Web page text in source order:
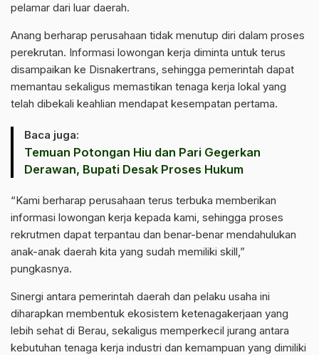
pelamar dari luar daerah.
Anang berharap perusahaan tidak menutup diri dalam proses
perekrutan. Informasi lowongan kerja diminta untuk terus
disampaikan ke Disnakertrans, sehingga pemerintah dapat
memantau sekaligus memastikan tenaga kerja lokal yang
telah dibekali keahlian mendapat kesempatan pertama.
Baca juga:
Temuan Potongan Hiu dan Pari Gegerkan
Derawan, Bupati Desak Proses Hukum
“Kami berharap perusahaan terus terbuka memberikan
informasi lowongan kerja kepada kami, sehingga proses
rekrutmen dapat terpantau dan benar-benar mendahulukan
anak-anak daerah kita yang sudah memiliki skill,”
pungkasnya.
Sinergi antara pemerintah daerah dan pelaku usaha ini
diharapkan membentuk ekosistem ketenagakerjaan yang
lebih sehat di Berau, sekaligus memperkecil jurang antara
kebutuhan tenaga kerja industri dan kemampuan yang dimiliki